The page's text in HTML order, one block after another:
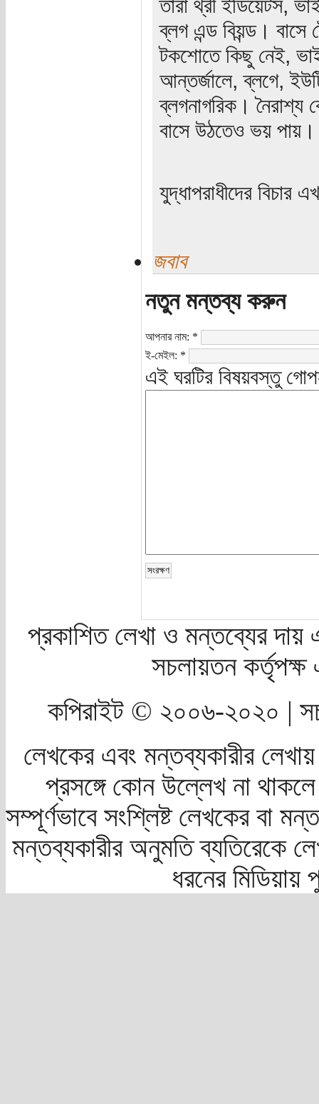
তারা থ্রী ইডিয়েটস,
ব্লগ এন্ড বিয়ন্ড। বাসে
টকশোতে কিছু নেই,
আন্তর্জালে, ব্লগে,
ব্লগনাগরিক। নৈরাশ্য
বাসে উঠতেও ভয় পায়।
যুদ্ধাপরাধীদের
জবাব
নতুন মন্তব্য করুন
আপনার নাম: *
ই-মেইল: *
এই ঘরটির বিষয়বস্তু
প্রকাশিত লেখা ও মন্তব্যের দায়
সচলায়তন
কপিরাইট © ২০০৬-২০২০ |
লেখকের এবং মন্তব্যকারীর
প্রসঙ্গে কোন উল্লেখ না
সম্পূর্ণভাবে সংশ্লিষ্ট লেখকের বা
মন্তব্যকারীর অনুমতি ব্যতিরেকে
ধরনের মিডিয়ায়